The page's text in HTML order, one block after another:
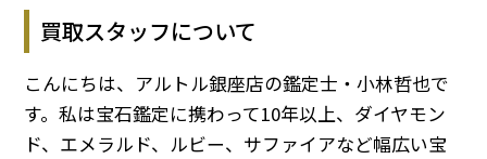
買取スタッフについて
こんにちは、アルトル銀座店の鑑定士・小林哲也で
す。私は宝石鑑定に携わって10年以上、ダイヤモン
ド、エメラルド、ルビー、サファイアなど幅広い宝